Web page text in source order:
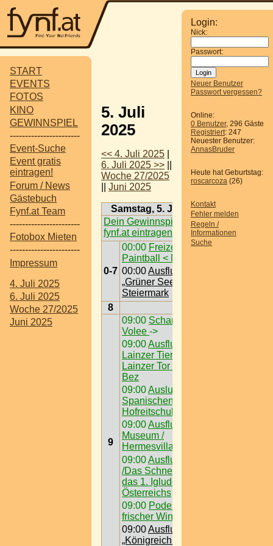
START
EVENTS
FOTOS
KINO
GEWINNSPIEL
-----------------------
Event-Suche
Event gratis
eintragen!
Forum / News
Gästebuch
Fynf.at Team
-----------------------
Fotobox Mieten
-----------------------
Impressum
4. Juli 2025
6. Juli 2025
Woche 27/2025
Juni 2025
Login:
Nick:
Passwort:
Neuer Benutzer
Passwort vergessen?
Online:
0 Benutzer, 296 Gäste
Registriert: 247
Neuester Benutzer:
AnnasBruder
Heute hat Geburtstag:
roscarcoza (26)
Kontakt
Fehler melden
Regeln /
Informationen
Suche
5. Juli
2025
<< 4. Juli 2025
6. Juli 2025 >>
Woche 27/2025
Juni 2025
Samstag, 5. Juli 2025
Dein Gewinnspiel auf
fynf.at eintragen
0-7
00:00 Freizeit /
Paintball < Nö >
00:00Ausflugsziel /
„Grüner See“ @
Steiermark
8
9
09:00 Schanigärten /
Volee ->
09:00Ausflugsziel /
Lainzer Tiergarten @
Lainzer Tor > W < 13
Bez
09:00Auslugsziel /
Spanischen
Hofreitschule
09:00Ausflugsziel /
Museum /
Hermesvilla
09:00Ausflugsziel
/Das Schneedorf -
das 1. Igludorf
Österreichs
09:00 Podersdorf -
frischer Wind am See
09:00Ausflugsziel /
„Königreich der